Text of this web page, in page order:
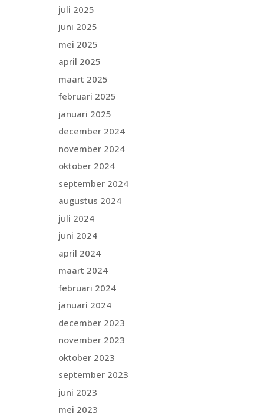
juli 2025
juni 2025
mei 2025
april 2025
maart 2025
februari 2025
januari 2025
december 2024
november 2024
oktober 2024
september 2024
augustus 2024
juli 2024
juni 2024
april 2024
maart 2024
februari 2024
januari 2024
december 2023
november 2023
oktober 2023
september 2023
juni 2023
mei 2023